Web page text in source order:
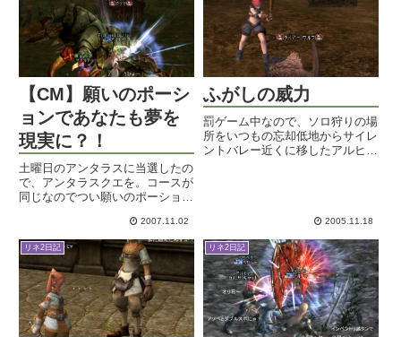
いうか、なんていうんだこれ、
高...
【CM】願いのポーシ
ョンであなたも夢を
現実に？！
土曜日のアンタラスに当選したの
で、アンタラスクエを。コースが
同じなのでつい願いのポーション
うもないサガでしょうか。マチル
ドのところへ行き、何度も何度も
繰り返した「金」をポチ。フォオ
オオオオオオオグリマ出たァァ
ァ...
2007.11.02
ふがしの威力
罰ゲーム中なので、ソロ狩りの場
所をいつもの忘却低地からサイレ
ントバレー近くに移したアルヒャ
嘘に違いない。もうレベル4つ
分...
2005.11.18
リネ2日記 リネ2日記